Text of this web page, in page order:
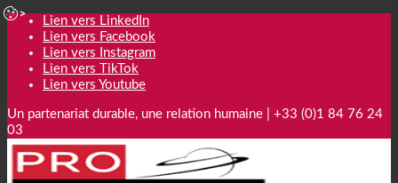
Lien vers LinkedIn
Lien vers Facebook
Lien vers Instagram
Lien vers TikTok
Lien vers Youtube
Un partenariat durable, une relation humaine | +33 (0)1 84 76 24
03